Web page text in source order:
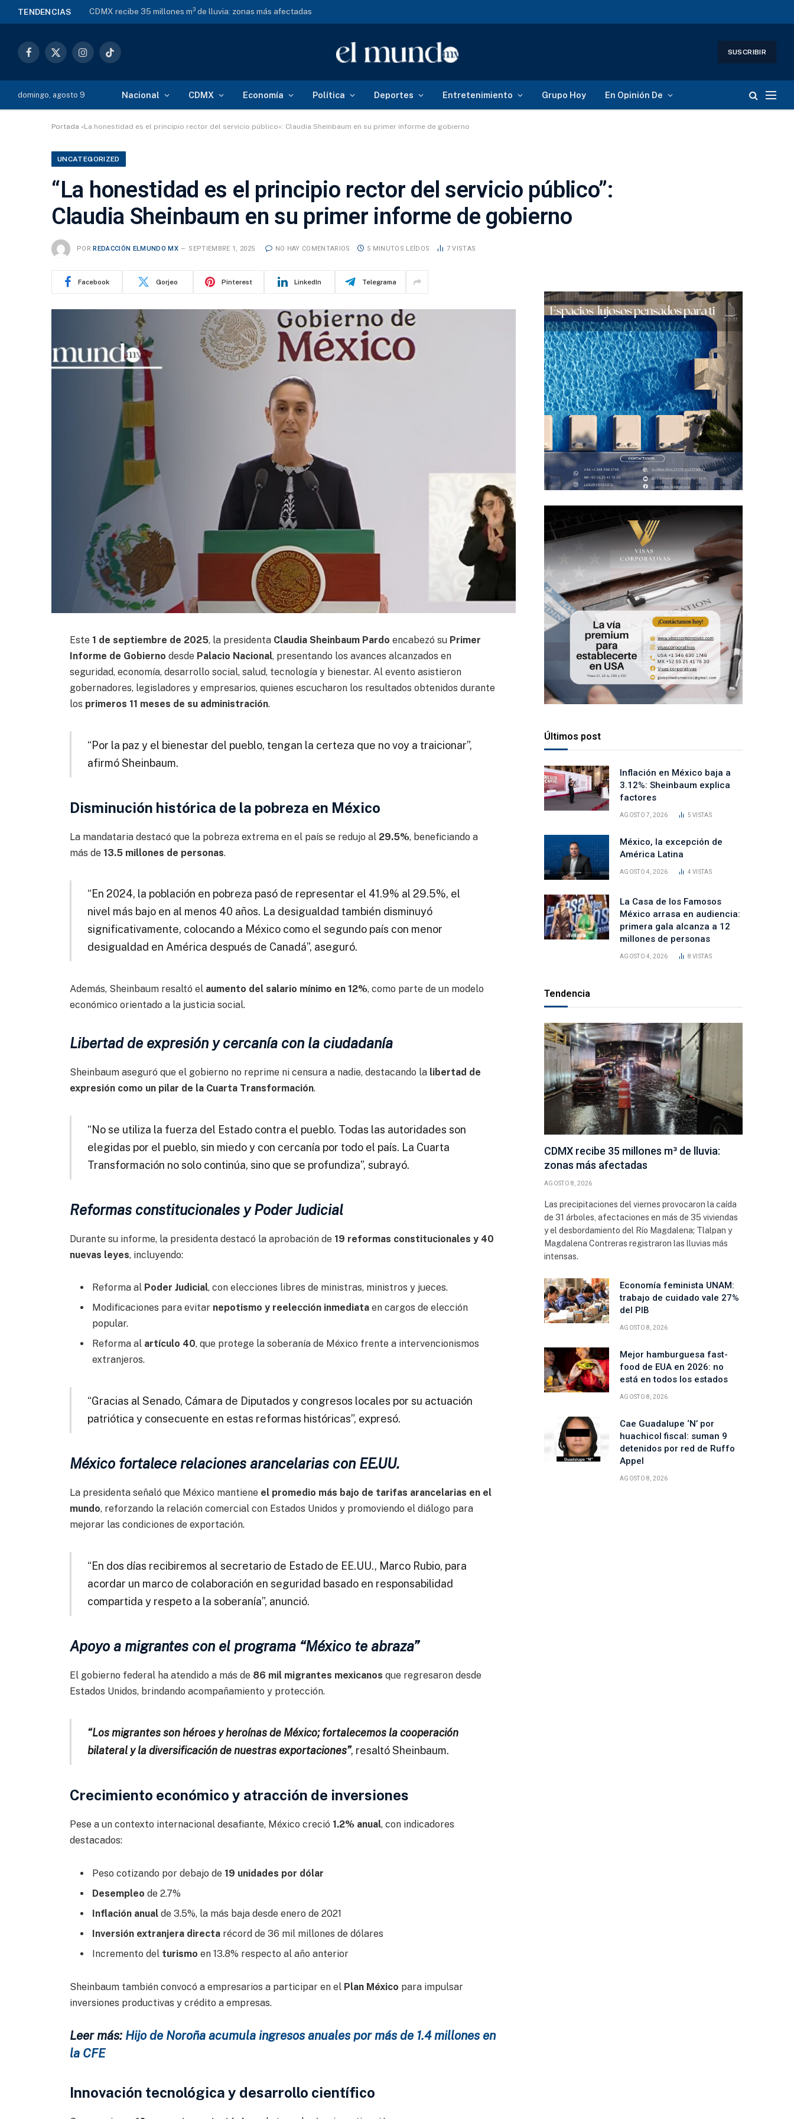
TENDENCIAS CDMX recibe 35 millones m³ de lluvia: zonas más afectadas
Facebook
X
InstagramTikTok
SUSCRIBIR
domingo, agosto 9 Nacional CDMX Economía Política Deportes Entretenimiento Grupo Hoy En Opinión De
Portada «La honestidad es el principio rector del servicio público»: Claudia Sheinbaum en su primer informe de gobierno
UNCATEGORIZED
“La honestidad es el principio rector del servicio público”:
Claudia Sheinbaum en su primer informe de gobierno
POR REDACCIÓN ELMUNDO MX SEPTIEMBRE 1, 2025 NO HAY COMENTARIOS 5 MINUTOS LEÍDOS 7VISTAS
Facebook Gorjeo Pinterest LinkedIn Telegrama
Este 1 de septiembre de 2025, la presidenta Claudia Sheinbaum Pardo encabezó su Primer
Informe de Gobierno desde Palacio Nacional, presentando los avances alcanzados en
seguridad, economía, desarrollo social, salud, tecnología y bienestar. Al evento asistieron
gobernadores, legisladores y empresarios, quienes escucharon los resultados obtenidos durante
los primeros 11 meses de su administración.
“Por la paz y el bienestar del pueblo, tengan la certeza que no voy a traicionar”,
afirmó Sheinbaum.
Disminución histórica de la pobreza en México
La mandataria destacó que la pobreza extrema en el país se redujo al 29.5%, beneficiando a
más de 13.5 millones de personas.
“En 2024, la población en pobreza pasó de representar el 41.9% al 29.5%, el
nivel más bajo en al menos 40 años. La desigualdad también disminuyó
significativamente, colocando a México como el segundo país con menor
desigualdad en América después de Canadá”, aseguró.
Además, Sheinbaum resaltó el aumento del salario mínimo en 12%, como parte de un modelo
económico orientado a la justicia social.
Libertad de expresión y cercanía con la ciudadanía
Sheinbaum aseguró que el gobierno no reprime ni censura a nadie, destacando la libertad de
expresión como un pilar de la Cuarta Transformación.
“No se utiliza la fuerza del Estado contra el pueblo. Todas las autoridades son
elegidas por el pueblo, sin miedo y con cercanía por todo el país. La Cuarta
Transformación no solo continúa, sino que se profundiza”, subrayó.
Reformas constitucionales y Poder Judicial
Durante su informe, la presidenta destacó la aprobación de 19 reformas constitucionales y 40
nuevas leyes, incluyendo:
Reforma al Poder Judicial, con elecciones libres de ministras, ministros y jueces.
Modificaciones para evitar nepotismo y reelección inmediataen cargos de elección
popular.
Reforma al artículo 40, que protege la soberanía de México frente a intervencionismos
extranjeros.
“Gracias al Senado, Cámara de Diputados y congresos locales por su actuación
patriótica y consecuente en estas reformas históricas”, expresó.
México fortalece relaciones arancelarias con EE.UU.
La presidenta señaló que México mantiene el promedio más bajo de tarifas arancelarias en el
mundo, reforzando la relación comercial con Estados Unidos y promoviendo el diálogo para
mejorar las condiciones de exportación.
“En dos días recibiremos al secretario de Estado de EE.UU., Marco Rubio, para
acordar un marco de colaboración en seguridad basado en responsabilidad
compartida y respeto a la soberanía”, anunció.
Apoyo a migrantes con el programa “México te abraza”
El gobierno federal ha atendido a más de 86 mil migrantes mexicanos que regresaron desde
Estados Unidos, brindando acompañamiento y protección.
“Los migrantes son héroes y heroínas de México; fortalecemos la cooperación
bilateral y la diversificación de nuestras exportaciones”, resaltó Sheinbaum.
Crecimiento económico y atracción de inversiones
Pese a un contexto internacional desafiante, México creció 1.2% anual, con indicadores
destacados:
Peso cotizando por debajo de 19 unidades por dólar
Desempleo de 2.7%
Inflación anualde 3.5%, la más baja desde enero de 2021
Inversión extranjera directarécord de 36 mil millones de dólares
Incremento del turismo en 13.8% respecto al año anterior
Sheinbaum también convocó a empresarios a participar en el Plan México para impulsar
inversiones productivas y crédito a empresas.
Leer más: Hijo de Noroña acumula ingresos anuales por más de 1.4 millones en
la CFE
Innovación tecnológica y desarrollo científico
Últimos post
Inflación en México baja a
3.12%: Sheinbaum explica
factores
AGOSTO 7, 2026 5VISTAS
México, la excepción de
América Latina
AGOSTO 4, 2026 4VISTAS
La Casa de los Famosos
México arrasa en audiencia:
primera gala alcanza a 12
millones de personas
AGOSTO 4, 2026 8VISTAS
Tendencia
CDMX recibe 35 millones m³ de lluvia:
zonas más afectadas
AGOSTO 8, 2026
Las precipitaciones del viernes provocaron la caída
de 31 árboles, afectaciones en más de 35 viviendas
y el desbordamiento del Río Magdalena; Tlalpan y
Magdalena Contreras registraron las lluvias más
intensas.
Economía feminista UNAM:
trabajo de cuidado vale 27%
del PIB
AGOSTO 8, 2026
Mejor hamburguesa fast-
food de EUA en 2026: no
está en todos los estados
AGOSTO 8, 2026
Cae Guadalupe ‘N’ por
huachicol fiscal: suman 9
detenidos por red de Ruffo
Appel
AGOSTO 8, 2026